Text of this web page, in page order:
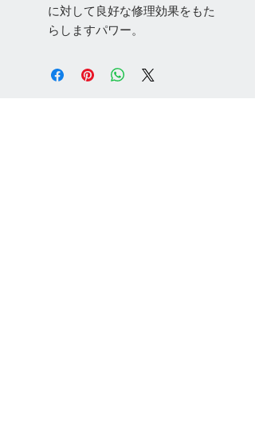
に対して良好な修理効果をもた
らしますパワー。